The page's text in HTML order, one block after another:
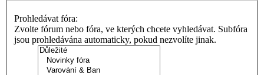
Prohledávat fóra:
Zvolte fórum nebo fóra, ve kterých chcete vyhledávat. Subfóra
jsou prohledávána automaticky, pokud nezvolíte jinak.